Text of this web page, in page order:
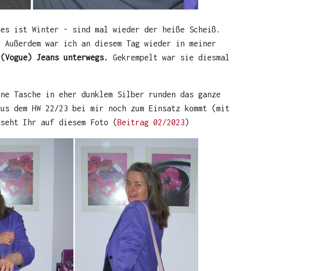
ist Winter - sind mal wieder der heiße Scheiß.
Außerdem war ich an diesem Tag wieder in meiner
(Vogue) Jeans unterwegs. Gekrempelt war sie diesmal
in eher dunklem Silber runden das ganze
HW 22/23 bei mir noch zum Einsatz kommt (mit
Ihr auf diesem Foto ( Beitrag 02/2023 )